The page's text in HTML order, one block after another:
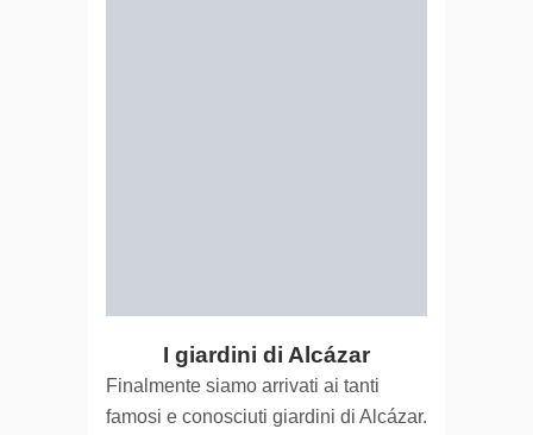
I giardini di Alcázar
Finalmente siamo arrivati ai tanti
famosi e conosciuti giardini di Alcázar.